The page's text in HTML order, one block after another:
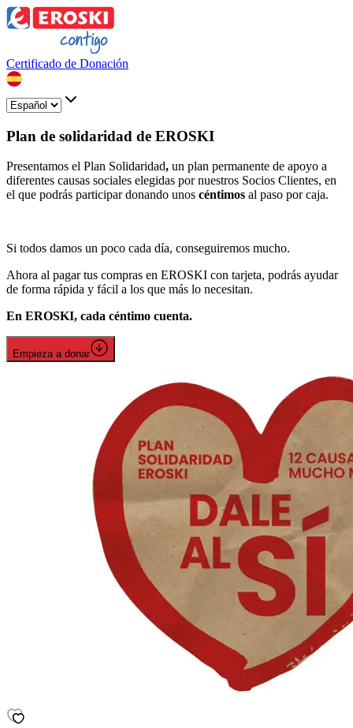
Certificado de Donación
Plan de solidaridad de EROSKI
Presentamos el Plan Solidaridad, un plan permanente de apoyo a
diferentes causas sociales elegidas por nuestros Socios Clientes, en
el que podrás participar donando unos céntimos al paso por caja.
Si todos damos un poco cada día, conseguiremos mucho.
Ahora al pagar tus compras en EROSKI con tarjeta, podrás ayudar
de forma rápida y fácil a los que más lo necesitan.
En EROSKI, cada céntimo cuenta.
Empieza a donar